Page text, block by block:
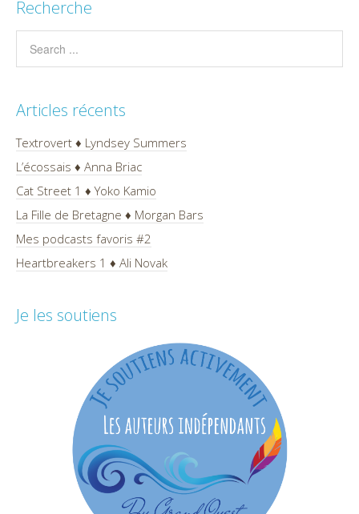
Recherche
Articles récents
Textrovert ♦ Lyndsey Summers
L’écossais ♦ Anna Briac
Cat Street 1 ♦ Yoko Kamio
La Fille de Bretagne ♦ Morgan Bars
Mes podcasts favoris #2
Heartbreakers 1 ♦ Ali Novak
Je les soutiens